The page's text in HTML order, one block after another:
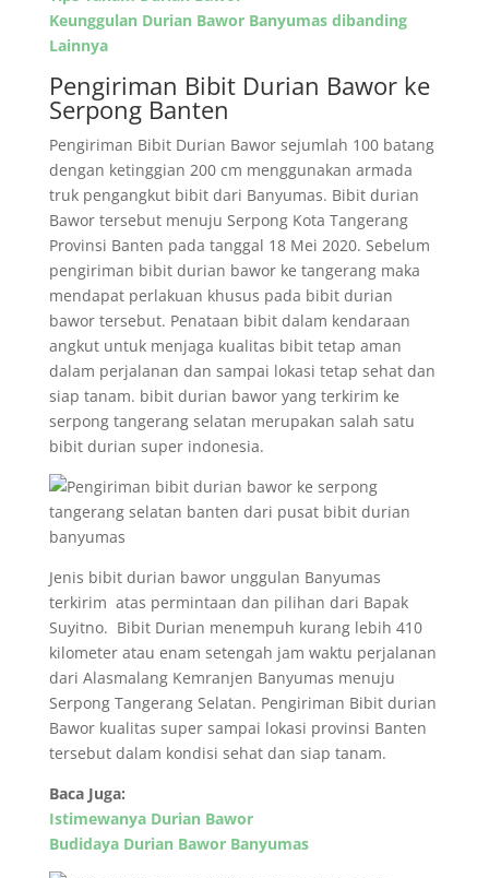
Keunggulan Durian Bawor Banyumas dibanding
Lainnya
Pengiriman Bibit Durian Bawor ke
Serpong Banten
Pengiriman Bibit Durian Bawor sejumlah 100 batang
dengan ketinggian 200 cm menggunakan armada
truk pengangkut bibit dari Banyumas. Bibit durian
Bawor tersebut menuju Serpong Kota Tangerang
Provinsi Banten pada tanggal 18 Mei 2020. Sebelum
pengiriman bibit durian bawor ke tangerang maka
mendapat perlakuan khusus pada bibit durian
bawor tersebut. Penataan bibit dalam kendaraan
angkut untuk menjaga kualitas bibit tetap aman
dalam perjalanan dan sampai lokasi tetap sehat dan
siap tanam. bibit durian bawor yang terkirim ke
serpong tangerang selatan merupakan salah satu
bibit durian super indonesia.
Jenis bibit durian bawor unggulan Banyumas
terkirim atas permintaan dan pilihan dari Bapak
Suyitno. Bibit Durian menempuh kurang lebih 410
kilometer atau enam setengah jam waktu perjalanan
dari Alasmalang Kemranjen Banyumas menuju
Serpong Tangerang Selatan. Pengiriman Bibit durian
Bawor kualitas super sampai lokasi provinsi Banten
tersebut dalam kondisi sehat dan siap tanam.
Baca Juga:
Istimewanya Durian Bawor
Budidaya Durian Bawor Banyumas